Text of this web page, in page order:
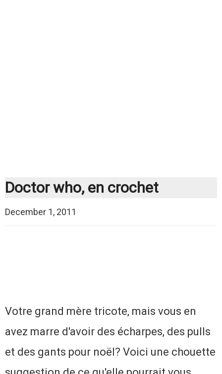
Doctor who, en crochet
December 1, 2011
Votre grand mère tricote, mais vous en
avez marre d'avoir des écharpes, des pulls
et des gants pour noël? Voici une chouette